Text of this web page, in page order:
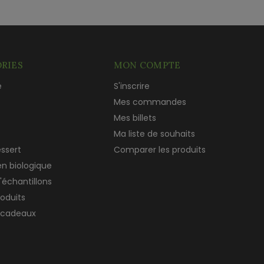
biologique
MON COMPTE
S'inscrire
Mes commandes
Mes billets
Ma liste de souhaits
Comparer les produits